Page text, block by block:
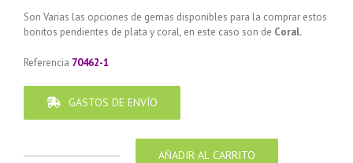
Son Varias las opciones de gemas disponibles para la comprar estos
bonitos pendientes de plata y coral, en este caso son de Coral.
Referencia 70462-1
GASTOS DE ENVÍO
AÑADIR AL CARRITO